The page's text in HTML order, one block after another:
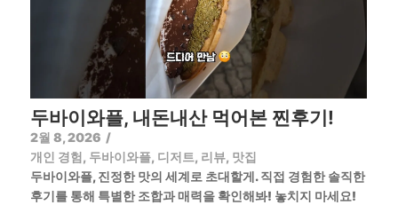
두바이와플, 내돈내산 먹어본 찐후기!
2월 8, 2026 /
개인 경험, 두바이와플, 디저트, 리뷰, 맛집
두바이와플, 진정한 맛의 세계로 초대할게. 직접 경험한 솔직한
후기를 통해 특별한 조합과 매력을 확인해봐! 놓치지 마세요!